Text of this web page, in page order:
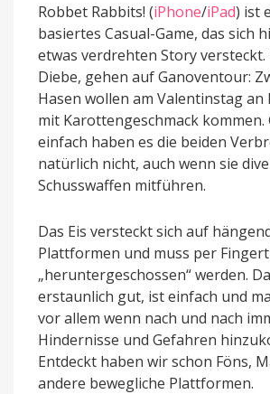
Robbet Rabbits! (iPhone/iPad) ist
basiertes Casual-Game, das sich
etwas verdrehten Story versteckt.
Diebe, gehen auf Ganoventour:
Hasen wollen am Valentinstag an
mit Karottengeschmack kommen.
einfach haben es die beiden
natürlich nicht, auch wenn sie
Schusswaffen mitführen.
Das Eis versteckt sich auf
Plattformen und muss per
„heruntergeschossen“ werden.
erstaunlich gut, ist einfach und
vor allem wenn nach und nach
Hindernisse und Gefahren
Entdeckt haben wir schon Föns,
andere bewegliche Plattformen.